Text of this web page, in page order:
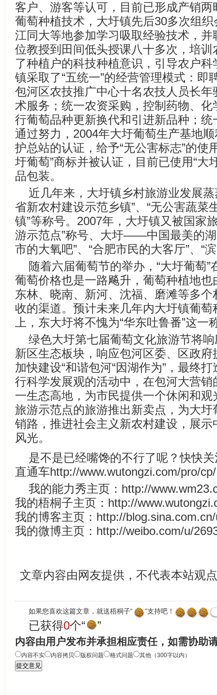
客户、游客等认可，目前已形成产销
葡萄种植技术，大圩镇先后30多次组
江同大等地参加学习吸取经验技术，
位教授到田间低头授课八十多次，培
了种植户的科技种植意识，引导农户
镇采取了“五统一”的经营管理模式：即
包河区农技推广中心十名农技人员长
术服务；统一农资采购，控制药物、
行葡萄品种更新换代和引进新品种；
通过努力，2004年大圩葡萄生产基地
护总站的认证，给予“无公害标志”的使
圩葡萄”商标并被认证，目前已使用“大
品包装。
近几年来，大圩镇乡村旅游业发展
省新农村建设示范乡镇”、“无公害蔬菜
镇”等称号。2007年，大圩镇又被国家
游示范点”称号、大圩――中国最美的
市的大氧吧”、“合肥市民的大客厅”、“
随着六届葡萄节的举办，“大圩葡萄
葡萄价格也是一路飚升，葡萄种植地
东林、晓南、新河、沈福、磨滩等多
收的渠道。预计未来几年内大圩镇葡
上，东大圩将不愧为“华东吐鲁番”这一
绿色大圩第七届葡萄文化旅游节将
新区生态板块，响应包河区委、区政
加快建设“和谐包河“因湖作为”，最终
行科学发展观的活动中，在包河大营
一生态高地，为市民提供一个休闲和
旅游示范点的旅游推出新卖点，为大
销路，推进社会主义新农村建设，展
风光。
是不是已经嘴馋的不行了呢？快快
直通车http://www.wutongzi.com/pro/
我的能力秀主页：http://
我的梧桐子主页：http://
我的博客主页：http://
我的微博主页：http://weibo.com/u/
文章内容由网友提供，不代表本站观点
如果您喜欢这篇文章，就送梧桐子“ ”支持吧！
已获得0个“ ”
内容由用户发布并承担相应责任，如需协助
内容不实 内容拷贝 版权问题 格式问题 其他（300字以内）